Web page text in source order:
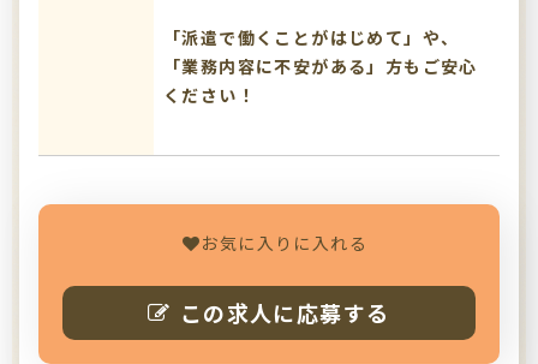
「派遣で働くことがはじめて」や、
「業務内容に不安がある」方もご安心
ください！
お気に入りに入れる
この求人に応募する